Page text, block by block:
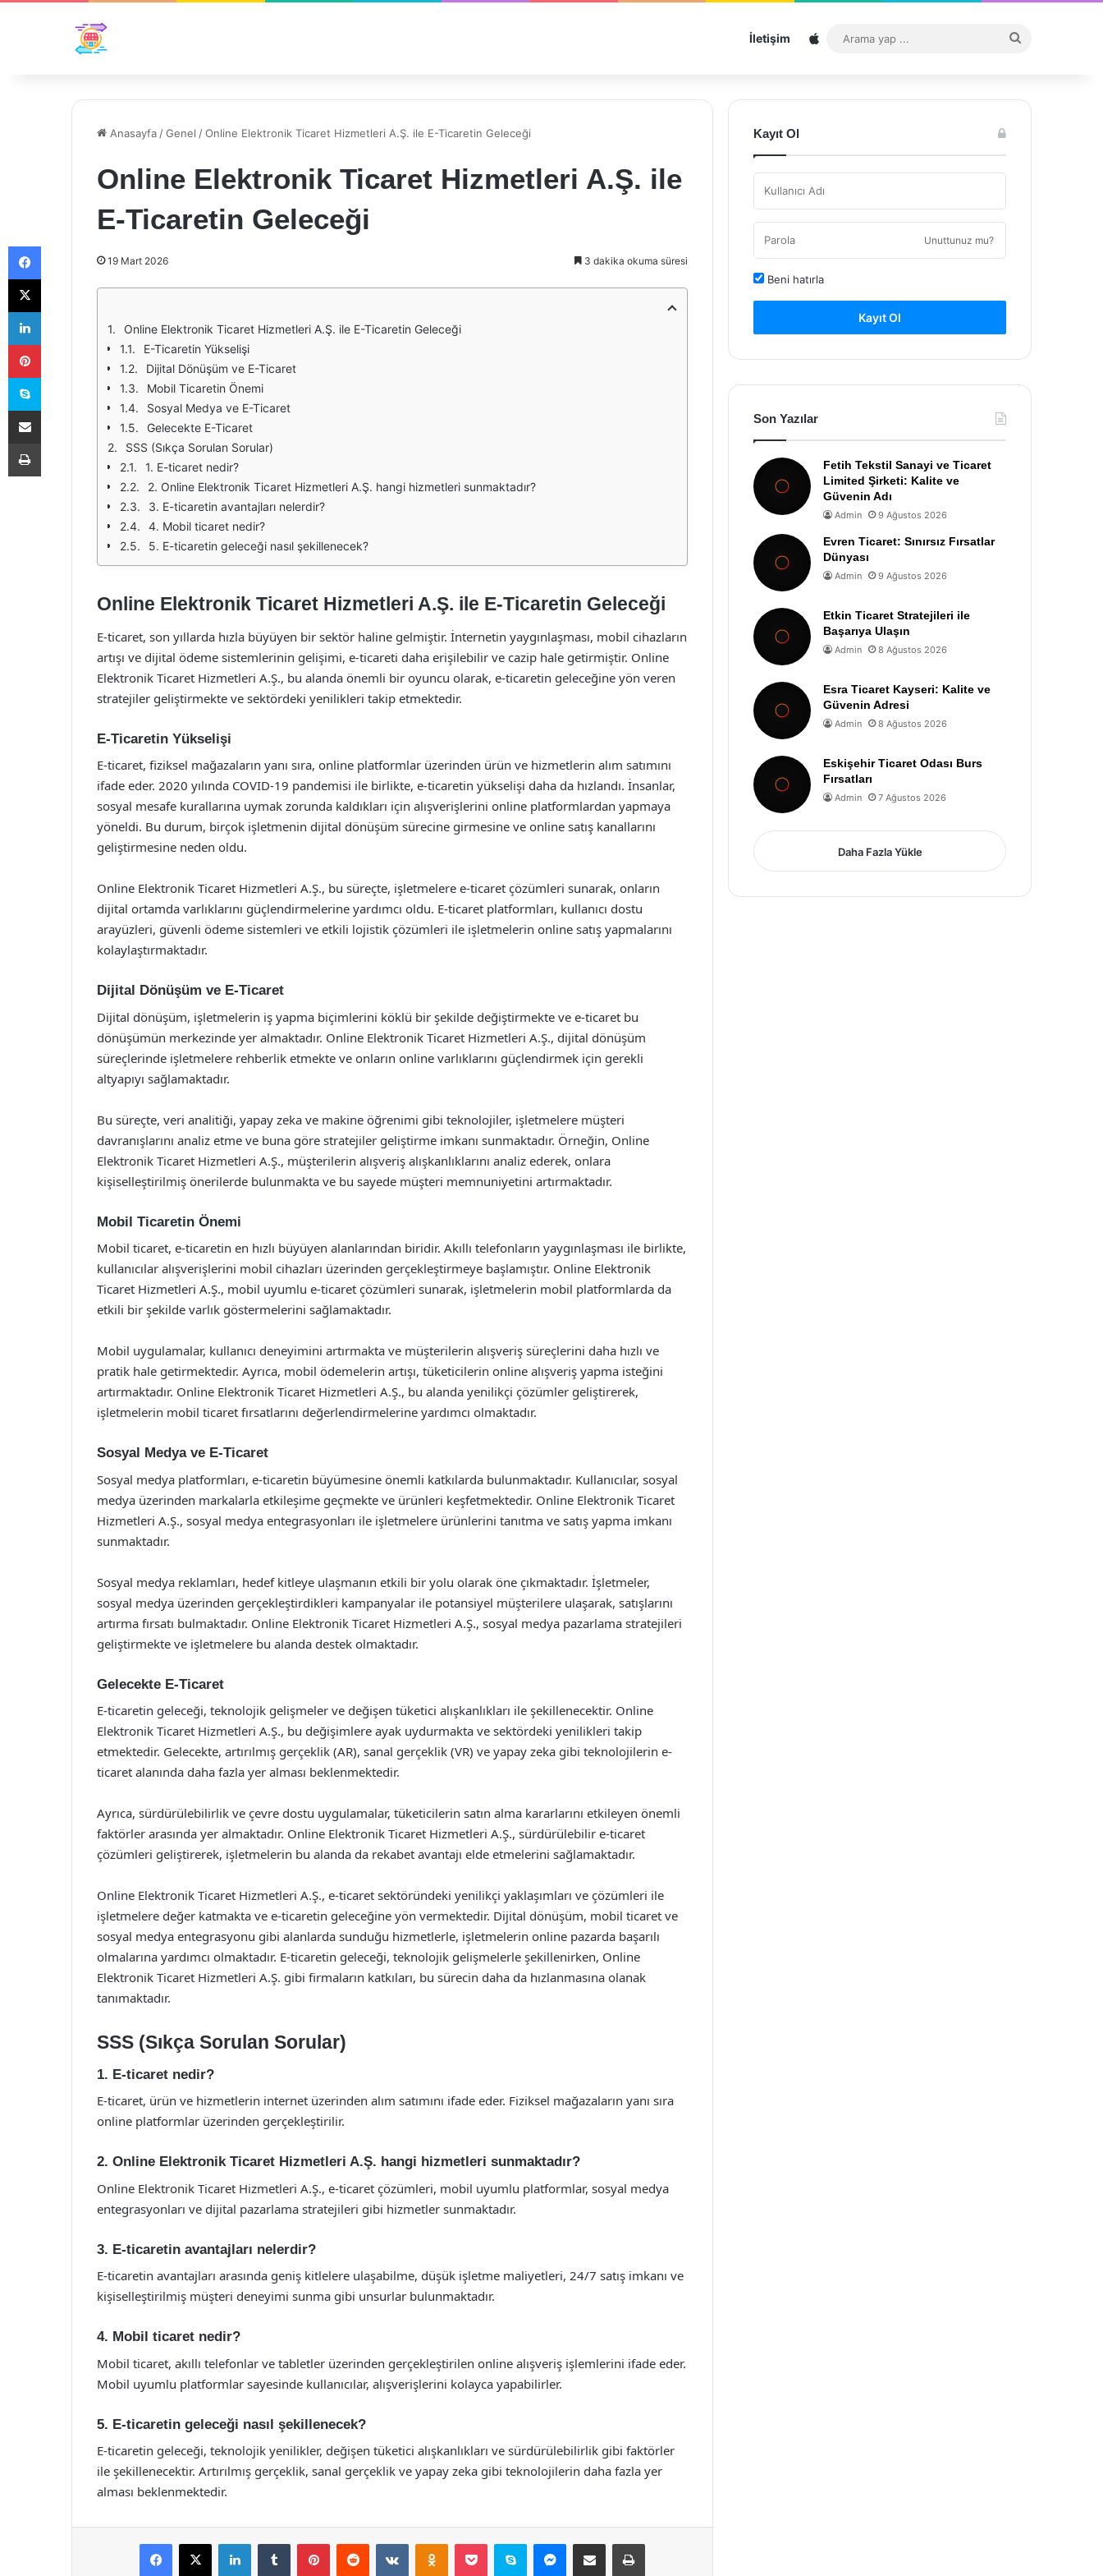
İletişim Sitemap
...
Anasayfa /Genel /Online Elektronik Ticaret Hizmetleri A.Ş. ile E-Ticaretin Geleceği
Online Elektronik Ticaret Hizmetleri A.Ş. ile
E-Ticaretin Geleceği
19 Mart 2026 3 dakika okuma süresi
Online Elektronik Ticaret Hizmetleri A.Ş. ile E-Ticaretin Geleceği
E-Ticaretin Yükselişi
Dijital Dönüşüm ve E-Ticaret
Mobil Ticaretin Önemi
Sosyal Medya ve E-Ticaret
Gelecekte E-Ticaret
SSS (Sıkça Sorulan Sorular)
1. E-ticaret nedir?
2. Online Elektronik Ticaret Hizmetleri A.Ş. hangi hizmetleri sunmaktadır?
3. E-ticaretin avantajları nelerdir?
4. Mobil ticaret nedir?
5. E-ticaretin geleceği nasıl şekillenecek?
Online Elektronik Ticaret Hizmetleri A.Ş. ile E-Ticaretin Geleceği
E-ticaret, son yıllarda hızla büyüyen bir sektör haline gelmiştir. İnternetin yaygınlaşması, mobil cihazların
artışı ve dijital ödeme sistemlerinin gelişimi, e-ticareti daha erişilebilir ve cazip hale getirmiştir. Online
Elektronik Ticaret Hizmetleri A.Ş., bu alanda önemli bir oyuncu olarak, e-ticaretin geleceğine yön veren
stratejiler geliştirmekte ve sektördeki yenilikleri takip etmektedir.
E-Ticaretin Yükselişi
E-ticaret, fiziksel mağazaların yanı sıra, online platformlar üzerinden ürün ve hizmetlerin alım satımını
ifade eder. 2020 yılında COVID-19 pandemisi ile birlikte, e-ticaretin yükselişi daha da hızlandı. İnsanlar,
sosyal mesafe kurallarına uymak zorunda kaldıkları için alışverişlerini online platformlardan yapmaya
yöneldi. Bu durum, birçok işletmenin dijital dönüşüm sürecine girmesine ve online satış kanallarını
geliştirmesine neden oldu.
Online Elektronik Ticaret Hizmetleri A.Ş., bu süreçte, işletmelere e-ticaret çözümleri sunarak, onların
dijital ortamda varlıklarını güçlendirmelerine yardımcı oldu. E-ticaret platformları, kullanıcı dostu
arayüzleri, güvenli ödeme sistemleri ve etkili lojistik çözümleri ile işletmelerin online satış yapmalarını
kolaylaştırmaktadır.
Dijital Dönüşüm ve E-Ticaret
Dijital dönüşüm, işletmelerin iş yapma biçimlerini köklü bir şekilde değiştirmekte ve e-ticaret bu
dönüşümün merkezinde yer almaktadır. Online Elektronik Ticaret Hizmetleri A.Ş., dijital dönüşüm
süreçlerinde işletmelere rehberlik etmekte ve onların online varlıklarını güçlendirmek için gerekli
altyapıyı sağlamaktadır.
Bu süreçte, veri analitiği, yapay zeka ve makine öğrenimi gibi teknolojiler, işletmelere müşteri
davranışlarını analiz etme ve buna göre stratejiler geliştirme imkanı sunmaktadır. Örneğin, Online
Elektronik Ticaret Hizmetleri A.Ş., müşterilerin alışveriş alışkanlıklarını analiz ederek, onlara
kişiselleştirilmiş önerilerde bulunmakta ve bu sayede müşteri memnuniyetini artırmaktadır.
Mobil Ticaretin Önemi
Mobil ticaret, e-ticaretin en hızlı büyüyen alanlarından biridir. Akıllı telefonların yaygınlaşması ile birlikte,
kullanıcılar alışverişlerini mobil cihazları üzerinden gerçekleştirmeye başlamıştır. Online Elektronik
Ticaret Hizmetleri A.Ş., mobil uyumlu e-ticaret çözümleri sunarak, işletmelerin mobil platformlarda da
etkili bir şekilde varlık göstermelerini sağlamaktadır.
Mobil uygulamalar, kullanıcı deneyimini artırmakta ve müşterilerin alışveriş süreçlerini daha hızlı ve
pratik hale getirmektedir. Ayrıca, mobil ödemelerin artışı, tüketicilerin online alışveriş yapma isteğini
artırmaktadır. Online Elektronik Ticaret Hizmetleri A.Ş., bu alanda yenilikçi çözümler geliştirerek,
işletmelerin mobil ticaret fırsatlarını değerlendirmelerine yardımcı olmaktadır.
Sosyal Medya ve E-Ticaret
Sosyal medya platformları, e-ticaretin büyümesine önemli katkılarda bulunmaktadır. Kullanıcılar, sosyal
medya üzerinden markalarla etkileşime geçmekte ve ürünleri keşfetmektedir. Online Elektronik Ticaret
Hizmetleri A.Ş., sosyal medya entegrasyonları ile işletmelere ürünlerini tanıtma ve satış yapma imkanı
sunmaktadır.
Sosyal medya reklamları, hedef kitleye ulaşmanın etkili bir yolu olarak öne çıkmaktadır. İşletmeler,
sosyal medya üzerinden gerçekleştirdikleri kampanyalar ile potansiyel müşterilere ulaşarak, satışlarını
artırma fırsatı bulmaktadır. Online Elektronik Ticaret Hizmetleri A.Ş., sosyal medya pazarlama stratejileri
geliştirmekte ve işletmelere bu alanda destek olmaktadır.
Gelecekte E-Ticaret
E-ticaretin geleceği, teknolojik gelişmeler ve değişen tüketici alışkanlıkları ile şekillenecektir. Online
Elektronik Ticaret Hizmetleri A.Ş., bu değişimlere ayak uydurmakta ve sektördeki yenilikleri takip
etmektedir. Gelecekte, artırılmış gerçeklik (AR), sanal gerçeklik (VR) ve yapay zeka gibi teknolojilerin e-
ticaret alanında daha fazla yer alması beklenmektedir.
Ayrıca, sürdürülebilirlik ve çevre dostu uygulamalar, tüketicilerin satın alma kararlarını etkileyen önemli
faktörler arasında yer almaktadır. Online Elektronik Ticaret Hizmetleri A.Ş., sürdürülebilir e-ticaret
çözümleri geliştirerek, işletmelerin bu alanda da rekabet avantajı elde etmelerini sağlamaktadır.
Online Elektronik Ticaret Hizmetleri A.Ş., e-ticaret sektöründeki yenilikçi yaklaşımları ve çözümleri ile
işletmelere değer katmakta ve e-ticaretin geleceğine yön vermektedir. Dijital dönüşüm, mobil ticaret ve
sosyal medya entegrasyonu gibi alanlarda sunduğu hizmetlerle, işletmelerin online pazarda başarılı
olmalarına yardımcı olmaktadır. E-ticaretin geleceği, teknolojik gelişmelerle şekillenirken, Online
Elektronik Ticaret Hizmetleri A.Ş. gibi firmaların katkıları, bu sürecin daha da hızlanmasına olanak
tanımaktadır.
SSS (Sıkça Sorulan Sorular)
1. E-ticaret nedir?
E-ticaret, ürün ve hizmetlerin internet üzerinden alım satımını ifade eder. Fiziksel mağazaların yanı sıra
online platformlar üzerinden gerçekleştirilir.
2. Online Elektronik Ticaret Hizmetleri A.Ş. hangi hizmetleri sunmaktadır?
Online Elektronik Ticaret Hizmetleri A.Ş., e-ticaret çözümleri, mobil uyumlu platformlar, sosyal medya
entegrasyonları ve dijital pazarlama stratejileri gibi hizmetler sunmaktadır.
3. E-ticaretin avantajları nelerdir?
E-ticaretin avantajları arasında geniş kitlelere ulaşabilme, düşük işletme maliyetleri, 24/7 satış imkanı ve
kişiselleştirilmiş müşteri deneyimi sunma gibi unsurlar bulunmaktadır.
4. Mobil ticaret nedir?
Mobil ticaret, akıllı telefonlar ve tabletler üzerinden gerçekleştirilen online alışveriş işlemlerini ifade eder.
Mobil uyumlu platformlar sayesinde kullanıcılar, alışverişlerini kolayca yapabilirler.
5. E-ticaretin geleceği nasıl şekillenecek?
E-ticaretin geleceği, teknolojik yenilikler, değişen tüketici alışkanlıkları ve sürdürülebilirlik gibi faktörler
ile şekillenecektir. Artırılmış gerçeklik, sanal gerçeklik ve yapay zeka gibi teknolojilerin daha fazla yer
alması beklenmektedir.
Facebook
X LinkedInTumblr PinterestReddit VKontakteOdnoklassniki
Pocket Skype Messenger
E-Posta ile paylaş Yazdır
Kayıt Ol
Unuttunuz mu?
Beni hatırla
Kayıt Ol
Son Yazılar
Fetih Tekstil Sanayi ve Ticaret
Limited Şirketi: Kalite ve
Güvenin Adı
Admin 9 Ağustos 2026
Evren Ticaret: Sınırsız Fırsatlar
Dünyası
Admin 9 Ağustos 2026
Etkin Ticaret Stratejileri ile
Başarıya Ulaşın
Admin 8 Ağustos 2026
Esra Ticaret Kayseri: Kalite ve
Güvenin Adresi
Admin 8 Ağustos 2026
Eskişehir Ticaret Odası Burs
Fırsatları
Admin 7 Ağustos 2026
Daha Fazla Yükle
Facebook
X
LinkedIn
Pinterest
Skype
E-Posta ile paylaş